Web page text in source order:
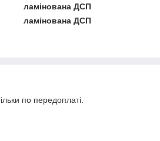
ламінована ДСП
ламінована ДСП
по передоплаті.